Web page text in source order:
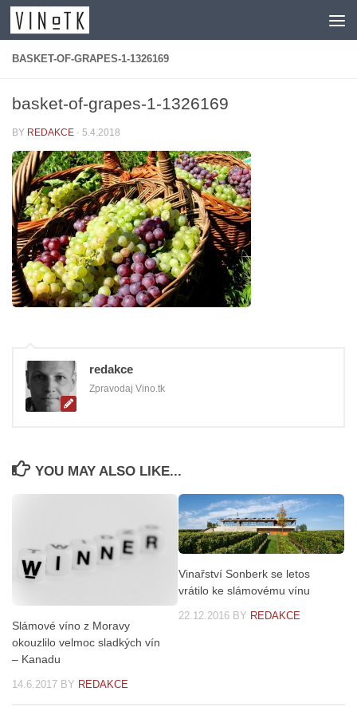
Skip to content
BASKET-OF-GRAPES-1-1326169
basket-of-grapes-1-1326169
BY REDAKCE · 5.4.2018
redakce
Zpravodaj Vino.tk
YOU MAY ALSO LIKE...
Slámové víno z Moravy
okouzlilo velmoc sladkých vín
– Kanadu
14.6.2017 BY REDAKCE
Vinařství Sonberk se letos
vrátilo ke slámovému vínu
22.12.2016 BY REDAKCE